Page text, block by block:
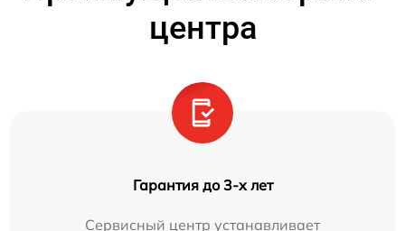
центра
Гарантия до 3-х лет
Сервисный центр устанавливает